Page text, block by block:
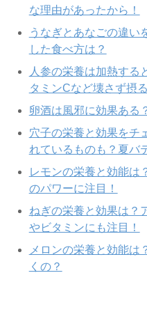
な理由があったから！
うなぎとあなごの違い
した食べ方は？
人参の栄養は加熱する
タミンCなど壊さず摂
卵酒は風邪に効果ある
穴子の栄養と効果をチ
れているものも？夏バ
レモンの栄養と効能は
のパワーに注目！
ねぎの栄養と効果は？
やビタミンにも注目！
メロンの栄養と効能は
くの？